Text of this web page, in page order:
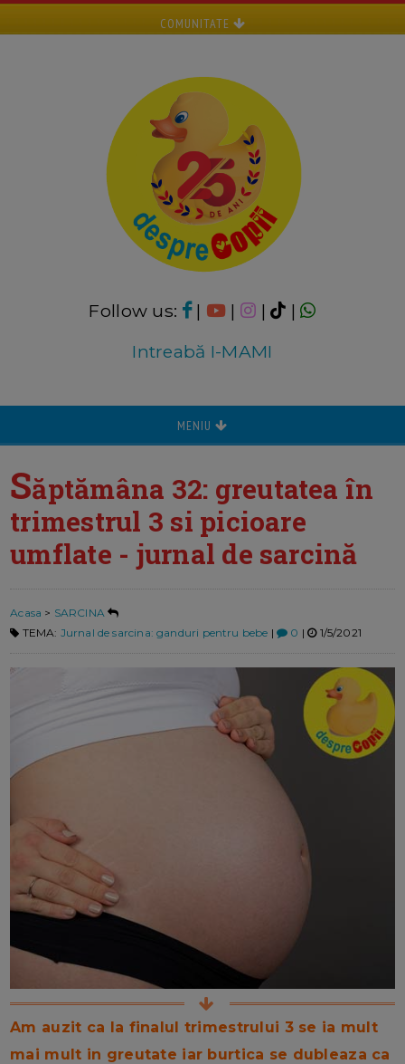
COMUNITATE
Follow us: | | |
|
Intreabă I-MAMI
MENIU
Săptămâna 32: greutatea în
trimestrul 3 si picioare
umflate - jurnal de sarcină
Acasa > SARCINA
TEMA: Jurnal de sarcina: ganduri pentru bebe | 0 | 1/5/2021
Am auzit ca la finalul trimestrului 3 se ia mult
mai mult in greutate iar burtica se dubleaza ca